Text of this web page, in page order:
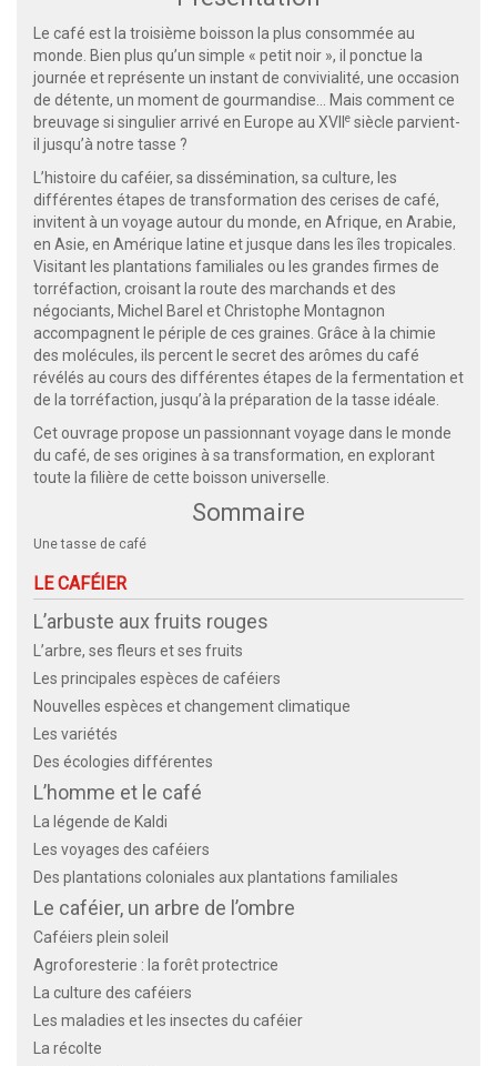
Le café est la troisième boisson la plus consommée au
monde. Bien plus qu’un simple « petit noir », il ponctue la
journée et représente un instant de convivialité, une occasion
de détente, un moment de gourmandise... Mais comment ce
breuvage si singulier arrivé en Europe au XVII e siècle parvient-
il jusqu’à notre tasse ?
L’histoire du caféier, sa dissémination, sa culture, les
différentes étapes de transformation des cerises de café,
invitent à un voyage autour du monde, en Afrique, en Arabie,
en Asie, en Amérique latine et jusque dans les îles tropicales.
Visitant les plantations familiales ou les grandes firmes de
torréfaction, croisant la route des marchands et des
négociants, Michel Barel et Christophe Montagnon
accompagnent le périple de ces graines. Grâce à la chimie
des molécules, ils percent le secret des arômes du café
révélés au cours des différentes étapes de la fermentation et
de la torréfaction, jusqu’à la préparation de la tasse idéale.
Cet ouvrage propose un passionnant voyage dans le monde
du café, de ses origines à sa transformation, en explorant
toute la filière de cette boisson universelle.
Sommaire
Une tasse de café
LE CAFÉIER
L’arbuste aux fruits rouges
L’arbre, ses fleurs et ses fruits
Les principales espèces de caféiers
Nouvelles espèces et changement climatique
Les variétés
Des écologies différentes
L’homme et le café
La légende de Kaldi
Les voyages des caféiers
Des plantations coloniales aux plantations familiales
Le caféier, un arbre de l’ombre
Caféiers plein soleil
Agroforesterie : la forêt protectrice
La culture des caféiers
Les maladies et les insectes du caféier
La récolte